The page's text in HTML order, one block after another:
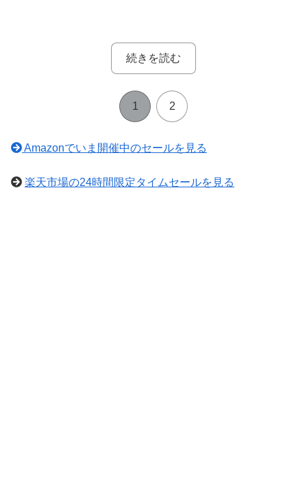
続きを読む
1 2
Amazonでいま開催中のセールを見る
楽天市場の24時間限定タイムセールを見る